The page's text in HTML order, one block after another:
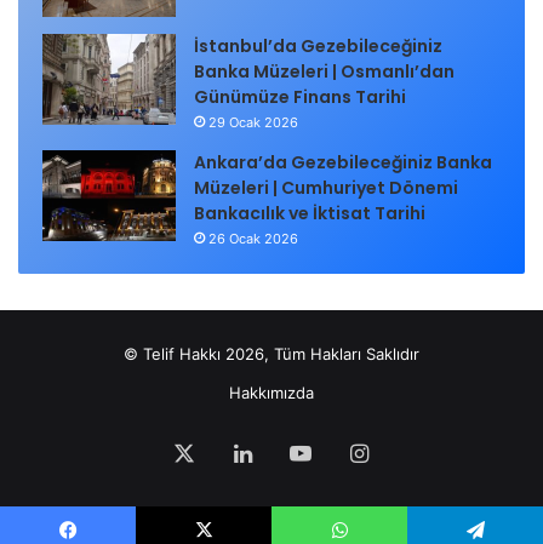
İstanbul’da Gezebileceğiniz
Banka Müzeleri | Osmanlı’dan
Günümüze Finans Tarihi
29 Ocak 2026
Ankara’da Gezebileceğiniz Banka
Müzeleri | Cumhuriyet Dönemi
Bankacılık ve İktisat Tarihi
26 Ocak 2026
© Telif Hakkı 2026, Tüm Hakları Saklıdır
Hakkımızda
LinkedInYouTubeInstagram